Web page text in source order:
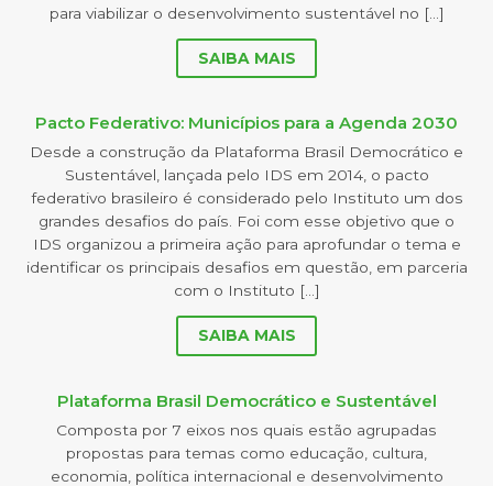
para viabilizar o desenvolvimento sustentável no […]
SAIBA MAIS
Pacto Federativo: Municípios para a Agenda 2030
Desde a construção da Plataforma Brasil Democrático e
Sustentável, lançada pelo IDS em 2014, o pacto
federativo brasileiro é considerado pelo Instituto um dos
grandes desafios do país. Foi com esse objetivo que o
IDS organizou a primeira ação para aprofundar o tema e
identificar os principais desafios em questão, em parceria
com o Instituto […]
SAIBA MAIS
Plataforma Brasil Democrático e Sustentável
Composta por 7 eixos nos quais estão agrupadas
propostas para temas como educação, cultura,
economia, política internacional e desenvolvimento